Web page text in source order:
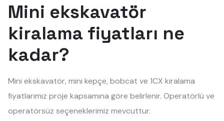
Mini ekskavatör
kiralama fiyatları ne
kadar?
Mini ekskavatör, mini kepçe, bobcat ve 1CX kiralama
fiyatlarımız proje kapsamına göre belirlenir. Operatörlü ve
operatörsüz seçeneklerimiz mevcuttur.